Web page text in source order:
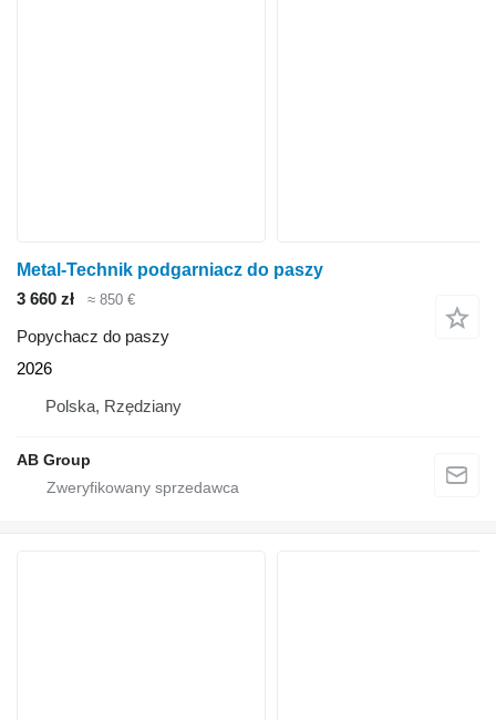
Metal-Technik podgarniacz do paszy
3 660 zł
≈ 850 €
Popychacz do paszy
2026
Polska, Rzędziany
AB Group